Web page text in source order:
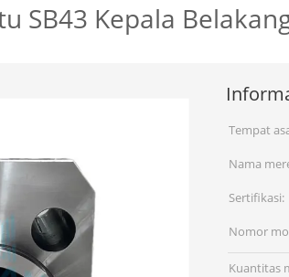
SB43 Kepala
Tempat
Nama
Sertifikasi:
Nomor
Kuantitas